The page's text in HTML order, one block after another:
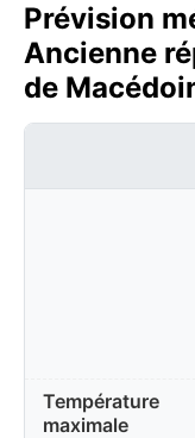
Prévision
Ancienne
de
Température
maximale